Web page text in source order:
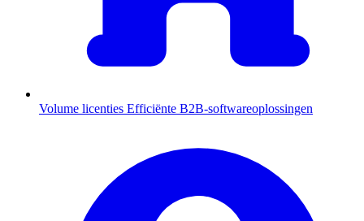
Volume licenties Efficiënte B2B-softwareoplossingen